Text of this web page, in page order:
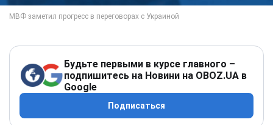
Будьте первыми в курсе главного –
подпишитесь на Новини на OBOZ.UA в
Google
Подписаться